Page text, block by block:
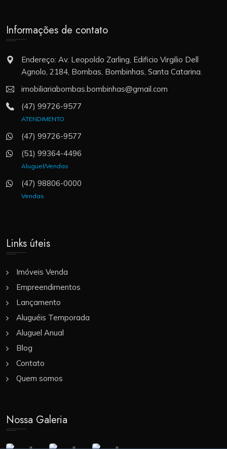
Informações de contato
Endereço: Av. Leopoldo Zarling, Edificio Virgilio Dell
Agnolo, 2184, Bombas, Bombinhas, Santa Catarina.
imobiliariabombas.bombinhas@gmail.com
(47) 99726-9577
ATENDIMENTO
(47) 99726-9577
(51) 99364-4496
Aluguel/Vendas
(47) 98806-0000
Vendas
Links úteis
Imóveis Venda
Empreendimentos
Lançamento
Aluguéis Temporada
Aluguel Anual
Blog
Contato
Quem somos
Nossa Galeria